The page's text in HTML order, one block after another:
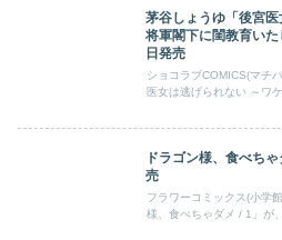
茅谷しょうゆ「後宮
将軍閣下に閨教育い
日発売
ショコラブCOMICS(マチ
医女は逃げられない ～ワケ
ドラゴン様、食べち
売
フラワーコミックス(小学
様、食べちゃダメ / 1」が